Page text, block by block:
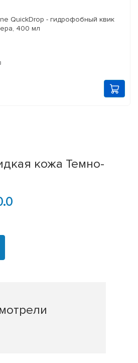
QuickDrop - гидрофобный квик
400 мл
кожа Темно-